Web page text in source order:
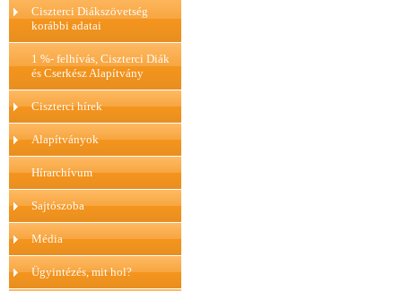
Ciszterci Diákszövetség
korábbi adatai
1 %- felhívás, Ciszterci Diák
és Cserkész Alapítvány
Ciszterci hírek
Alapítványok
Hírarchívum
Sajtószoba
Média
Ügyintézés, mit hol?